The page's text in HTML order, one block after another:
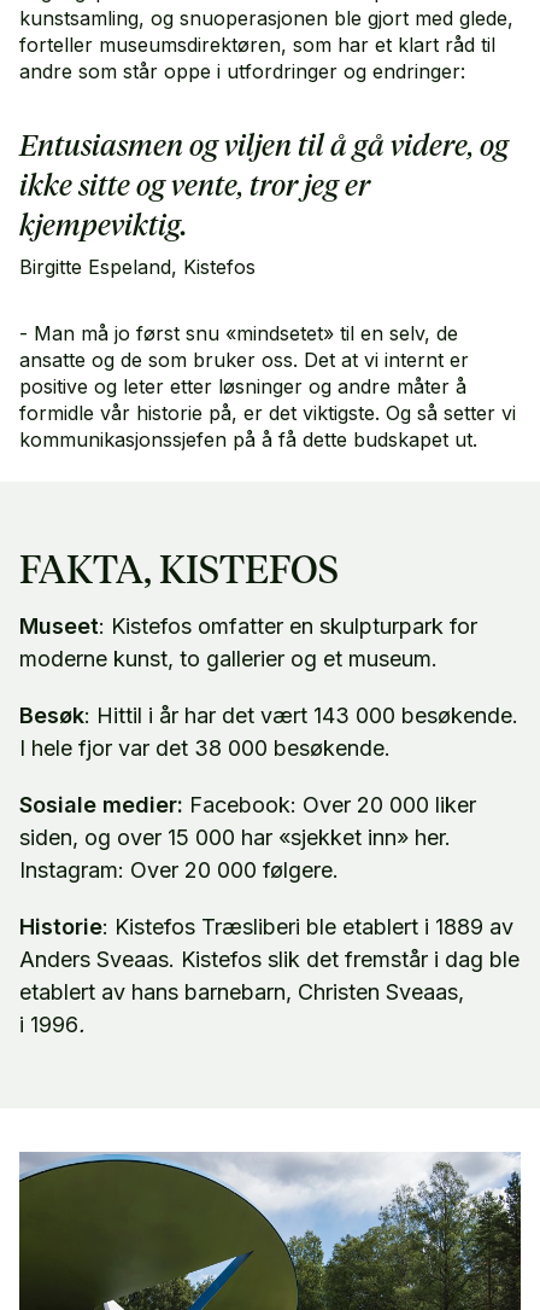
kunstsamling, og snuoperasjonen ble gjort med glede,
forteller museumsdirektøren, som har et klart råd til
andre som står oppe i utfordringer og endringer:
Entusiasmen og viljen til å gå videre, og
ikke sitte og vente, tror jeg er
kjempeviktig.
Birgitte Espeland, Kistefos
- Man må jo først snu «mindsetet» til en selv, de
ansatte og de som bruker oss. Det at vi internt er
positive og leter etter løsninger og andre måter å
formidle vår historie på, er det viktigste. Og så setter vi
kommunikasjonssjefen på å få dette budskapet ut.
FAKTA, KISTEFOS
Museet: Kistefos omfatter en skulpturpark for
moderne kunst, to gallerier og et museum.
Besøk: Hittil i år har det vært 143 000 besøkende.
I hele fjor var det 38 000 besøkende.
Sosiale medier: Facebook: Over 20 000 liker
siden, og over 15 000 har «sjekket inn» her.
Instagram: Over 20 000 følgere.
Historie: Kistefos Træsliberi ble etablert i 1889 av
Anders Sveaas. Kistefos slik det fremstår i dag ble
etablert av hans barnebarn, Christen Sveaas,
i 1996.